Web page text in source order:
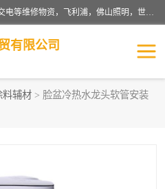
专业配送水暖器材、光源灯具、五金交电等维修物资，飞利浦，佛山照明，世达，博世，九牧，特陶等各产品涉及国内外知名品牌。公司专注与物业、学校、酒店、工厂等单位合作，提供一站式配送服务，降低客户综合成本。依托电子商务改变传统模式，以专业的团队为客户提供24H物资配送到达，货到月结、统一开票，便捷退换等服务，提高了企业的运营效率。
有限公司
料辅材 > 脸盆冷热水龙头软管安装